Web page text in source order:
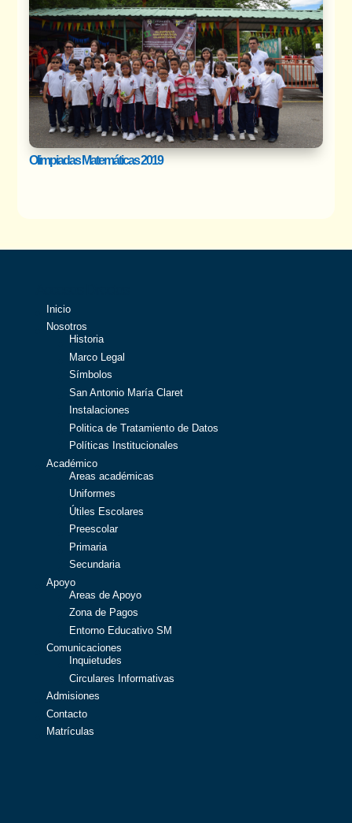
Olimpiadas Matemáticas 2019
Inicio
Nosotros
Historia
Marco Legal
Símbolos
San Antonio María Claret
Instalaciones
Politica de Tratamiento de Datos
Políticas Institucionales
Académico
Areas académicas
Uniformes
Útiles Escolares
Preescolar
Primaria
Secundaria
Apoyo
Areas de Apoyo
Zona de Pagos
Entorno Educativo SM
Comunicaciones
Inquietudes
Circulares Informativas
Admisiones
Contacto
Matrículas